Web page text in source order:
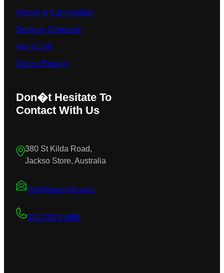
Return & Cancelletion
Delivery Schedule
Get a Call
Online Enquiry
Don�t Hesitate To
Contact With Us
380 St Kilda Road,
Jackso Store, Australia
test@example.com
012 324 45698